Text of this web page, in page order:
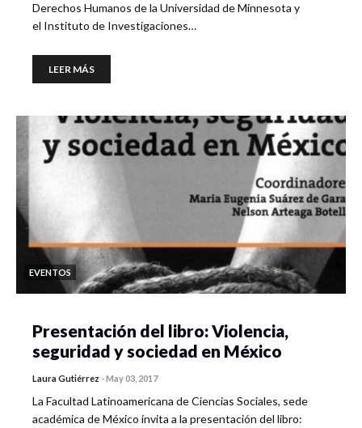
Derechos Humanos de la Universidad de Minnesota y
el Instituto de Investigaciones…
LEER MÁS
EVENTOS
Presentación del libro: Violencia,
seguridad y sociedad en México
Laura Gutiérrez -May 03, 2017
La Facultad Latinoamericana de Ciencias Sociales, sede
académica de México invita a la presentación del libro: